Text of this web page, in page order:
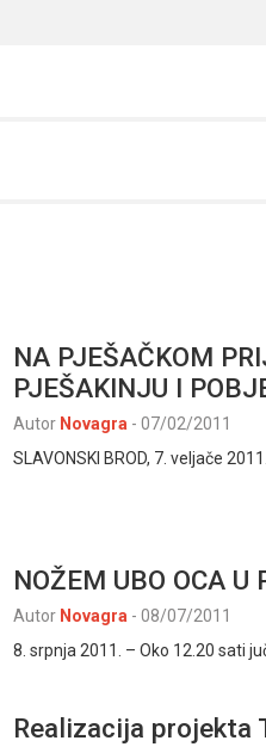
NA PJEŠAČKOM
PJEŠAKINJU I
Autor Novagra - 07/02/2011
SLAVONSKI BROD, 7. veljače
NOŽEM UBO OCA U
Autor Novagra - 08/07/2011
8. srpnja 2011. – Oko 12.20 sati
Realizacija projekta